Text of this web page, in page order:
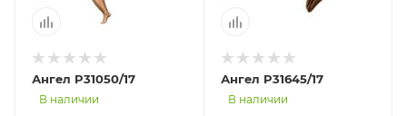
Ангел P31050/17
В наличии
Ангел P31645/17
В наличии